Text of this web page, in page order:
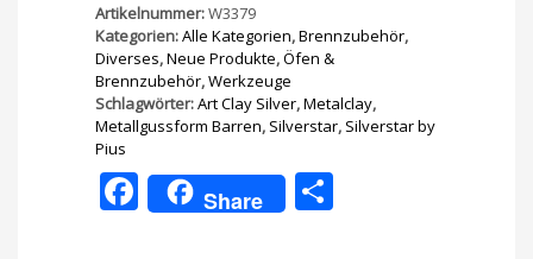
Artikelnummer:W3379
Kategorien:Alle Kategorien,Brennzubehör,
Diverses,Neue Produkte,Öfen &
Brennzubehör,Werkzeuge
Schlagwörter:Art Clay Silver,Metalclay,
Metallgussform Barren, Silverstar, Silverstar by
Pius
Facebook
Share